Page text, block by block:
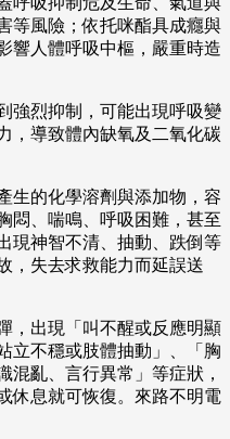
等風險；依托咪酯具成癮與
響人體呼吸中樞，嚴重時造
強烈抑制，可能出現呼吸變
，導致體內缺氧及二氧化碳
生的化學溶劑與添加物，容
悶、喘鳴、呼吸困難，甚至
現神智不清、抽動、跌倒等
，失去求救能力而延誤送
，出現「叫不醒或反應明顯
立不穩或肢體抽動」、「胸
混亂、言行異常」等症狀，
休息就可恢復。來路不明電